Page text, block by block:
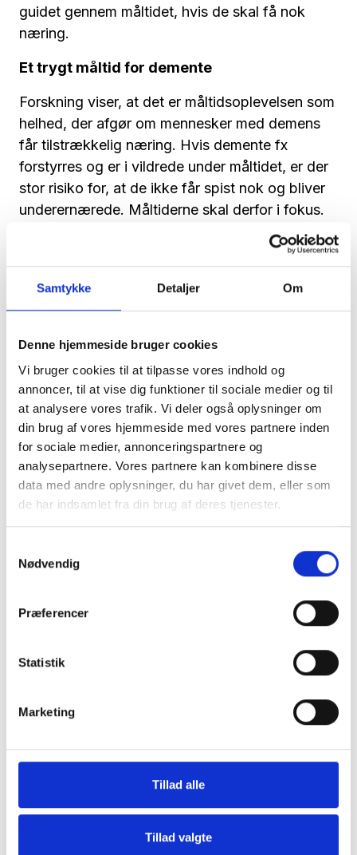
Samtykke Detaljer Om
Denne hjemmeside bruger cookies
Vi bruger cookies til at tilpasse vores indhold og
annoncer, til at vise dig funktioner til sociale medier og til
at analysere vores trafik. Vi deler også oplysninger om
din brug af vores hjemmeside med vores partnere inden
for sociale medier, annonceringspartnere og
analysepartnere. Vores partnere kan kombinere disse
data med andre oplysninger, du har givet dem, eller som
de har indsamlet fra din brug af deres tjenester.
Nødvendig
Præferencer
Statistik
Marketing
Tillad alle
Tillad valgte
guidet gennem måltidet, hvis de skal få nok
næring.
Et trygt måltid for demente
Forskning viser, at det er måltidsoplevelsen som
helhed, der afgør om mennesker med demens
får tilstrækkelig næring. Hvis demente fx
forstyrres og er i vildrede under måltidet, er der
stor risiko for, at de ikke får spist nok og bliver
underernærede. Måltiderne skal derfor i fokus.
Det gælder både maden og rammerne omkring
måltidet. Det kræver et nært samarbejde på
fastslår Ghita Parry.
CareNet har tidligere bragt et overblik over
demenshandlingsplanen, læs mere her
Tilmeld dig vores nyhedsbrev
Vil du opdateres på, hvad der rør sig inden